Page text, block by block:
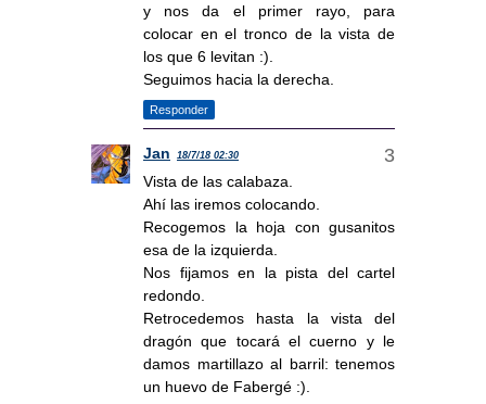
y nos da el primer rayo, para
colocar en el tronco de la vista de
los que 6 levitan :).
Seguimos hacia la derecha.
Responder
Jan 18/7/18 02:30
Vista de las calabaza.
Ahí las iremos colocando.
Recogemos la hoja con gusanitos
esa de la izquierda.
Nos fijamos en la pista del cartel
redondo.
Retrocedemos hasta la vista del
dragón que tocará el cuerno y le
damos martillazo al barril: tenemos
un huevo de Fabergé :).